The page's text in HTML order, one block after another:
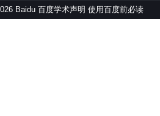
Baidu 百度学术声明 使用百度前必读